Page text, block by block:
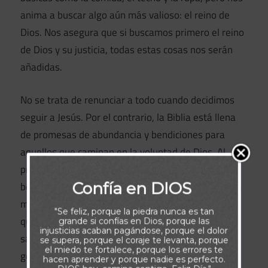
anima a buscar algo aún más valioso: el reino de
Dios. Nos asegura que si buscamos primero el reino
de Dios y su justicia, todas estas cosas nos serán
añadidas.
No se trata de renunciar a todo cuando decidimos
seguir a Jesús. Por el contrario, la Biblia está llena
de promesas de abundancia y bendiciones para
aquellos que caminan en la voluntad de Dios. Al
practicar la generosidad y compartir nuestras
bendiciones con los demás, experimentaremos una
medida de bendición aún mayor. Jesús nos asegura
que recibiremos una «medida llena, apretada,
sacudida y desbordante» en respuesta a nuestra
generosidad.
Confía en DIOS
"Se feliz, porque la piedra nunca es tan
grande si confías en Dios, porque las
injusticias acaban pagándose, porque el dolor
se supera, porque el coraje te levanta, porque
el miedo te fortalece, porque los errores te
hacen aprender y porque nadie es perfecto.